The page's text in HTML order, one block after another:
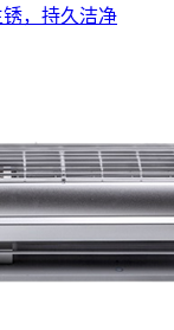
，持久洁净